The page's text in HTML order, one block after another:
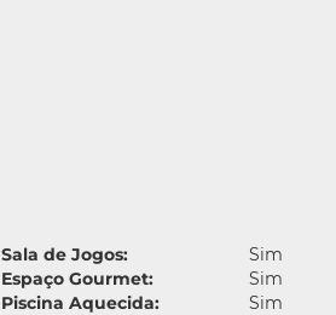
Sala de Jogos:
Sim
Espaço Gourmet:
Sim
Piscina Aquecida:
Sim